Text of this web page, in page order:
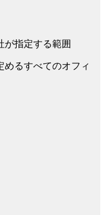
が指定する範囲
めるすべてのオフィ